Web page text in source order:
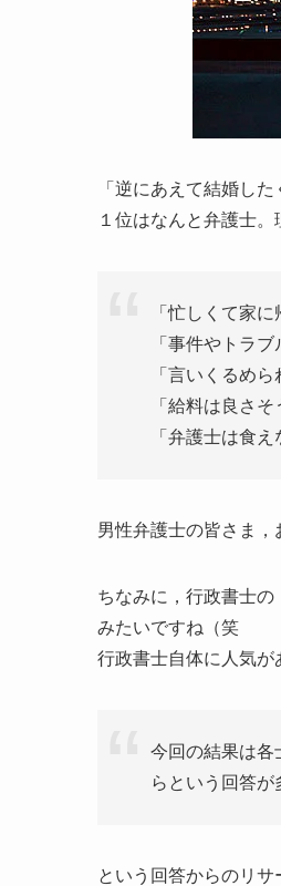
「逆にあえて結婚し
１位はなんと弁護士。
「忙しくて家
「事件やトラ
「言いくるめら
「給料は良さ
「弁護士は食
男性弁護士の皆さま，
ちなみに，行政書士
みたいですね（笑
行政書士自体に人気が
今回の結果は各
らという回答が
という回答からのリサ